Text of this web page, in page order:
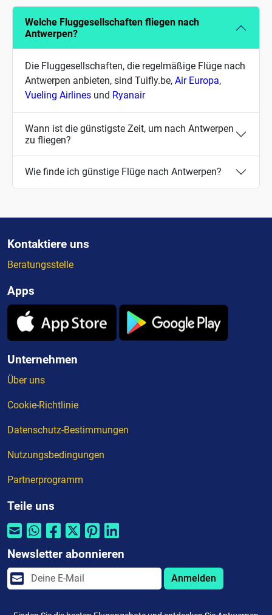
Welche Fluggesellschaften fliegen nach
Antwerpen?
Die Fluggesellschaften, die regelmäßige Flüge nach
Antwerpen anbieten, sind Tuifly.be, Air Europa,
Vueling Airlines und Ryanair
Wann ist die günstigste Zeit, um nach Antwerpen
zu fliegen?
Wie finde ich günstige Flüge nach Antwerpen?
Kontaktiere uns
Beratungsstelle
Apps
Unternehmen
Über uns
Cookie-Richtlinie
Datenschutz-Bestimmungen
Nutzungsbedingungen
Partnerprogramm
Teile uns
Newsletter abonnieren
Anmelden